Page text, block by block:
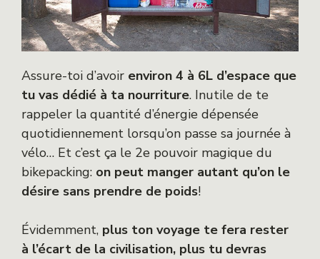
Assure-toi d’avoir environ 4 à 6L d’espace que
tu vas dédié à ta nourriture. Inutile de te
rappeler la quantité d’énergie dépensée
quotidiennement lorsqu’on passe sa journée à
vélo… Et c’est ça le 2e pouvoir magique du
bikepacking: on peut manger autant qu’on le
désire sans prendre de poids!
Évidemment, plus ton voyage te fera rester
à l’écart de la civilisation, plus tu devras